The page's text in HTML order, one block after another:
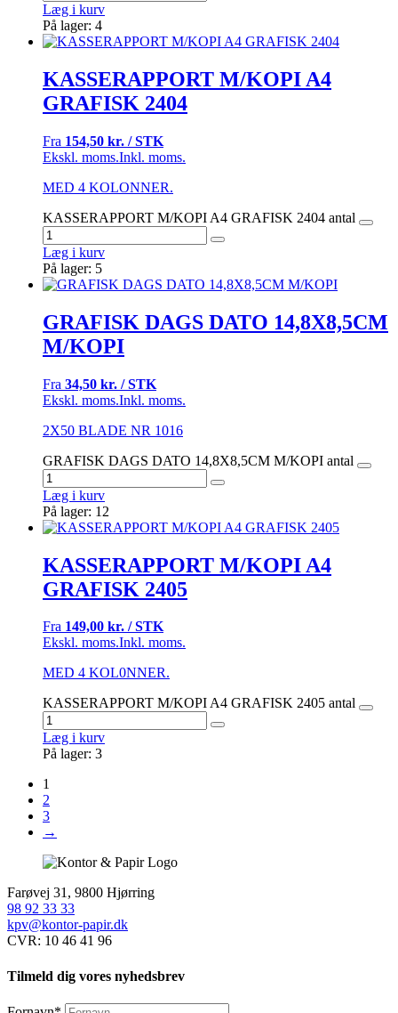
Læg i kurv
På lager: 4
KASSERAPPORT M/KOPI A4
GRAFISK 2404
Fra 154,50 kr. / STK
Ekskl. moms.Inkl. moms.
MED 4 KOLONNER.
KASSERAPPORT M/KOPI A4 GRAFISK 2404 antal
Læg i kurv
På lager: 5
GRAFISK DAGS DATO 14,8X8,5CM
M/KOPI
Fra 34,50 kr. / STK
Ekskl. moms.Inkl. moms.
2X50 BLADE NR 1016
GRAFISK DAGS DATO 14,8X8,5CM M/KOPI antal
Læg i kurv
På lager: 12
KASSERAPPORT M/KOPI A4
GRAFISK 2405
Fra 149,00 kr. / STK
Ekskl. moms.Inkl. moms.
MED 4 KOL0NNER.
KASSERAPPORT M/KOPI A4 GRAFISK 2405 antal
Læg i kurv
På lager: 3
1
2
3
→
Farøvej 31, 9800 Hjørring
98 92 33 33
kpv@kontor-papir.dk
CVR: 10 46 41 96
Tilmeld dig vores nyhedsbrev